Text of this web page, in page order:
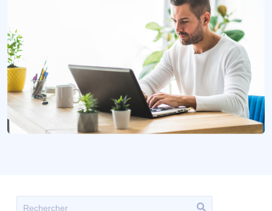
Il s'agit d'un champ de recherche auquel est associée